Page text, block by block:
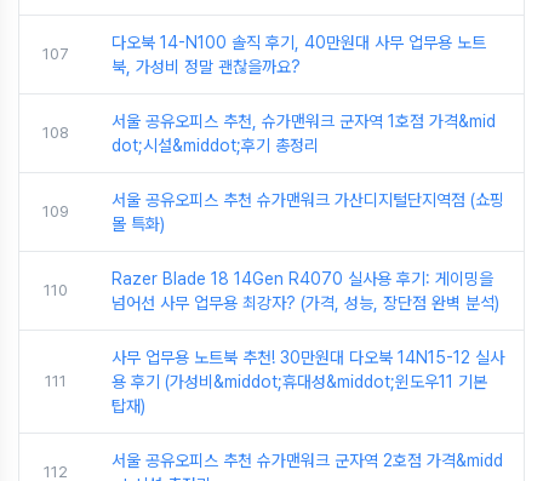
107
다오북 14-N100 솔직 후기, 40만원대 사무 업무용 노트
북, 가성비 정말 괜찮을까요?
108
서울 공유오피스 추천, 슈가맨워크 군자역 1호점 가격&mid
dot;시설&middot;후기 총정리
109
서울 공유오피스 추천 슈가맨워크 가산디지털단지역점 (쇼핑
몰 특화)
110
Razer Blade 18 14Gen R4070 실사용 후기: 게이밍을
넘어선 사무 업무용 최강자? (가격, 성능, 장단점 완벽 분석)
111
사무 업무용 노트북 추천! 30만원대 다오북 14N15-12 실사
용 후기 (가성비&middot;휴대성&middot;윈도우11 기본
탑재)
112
서울 공유오피스 추천 슈가맨워크 군자역 2호점 가격&midd